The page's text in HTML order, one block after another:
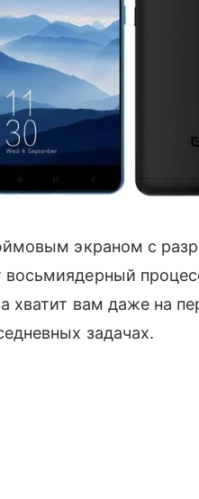
экраном с
хватит вам даже на
задачах.